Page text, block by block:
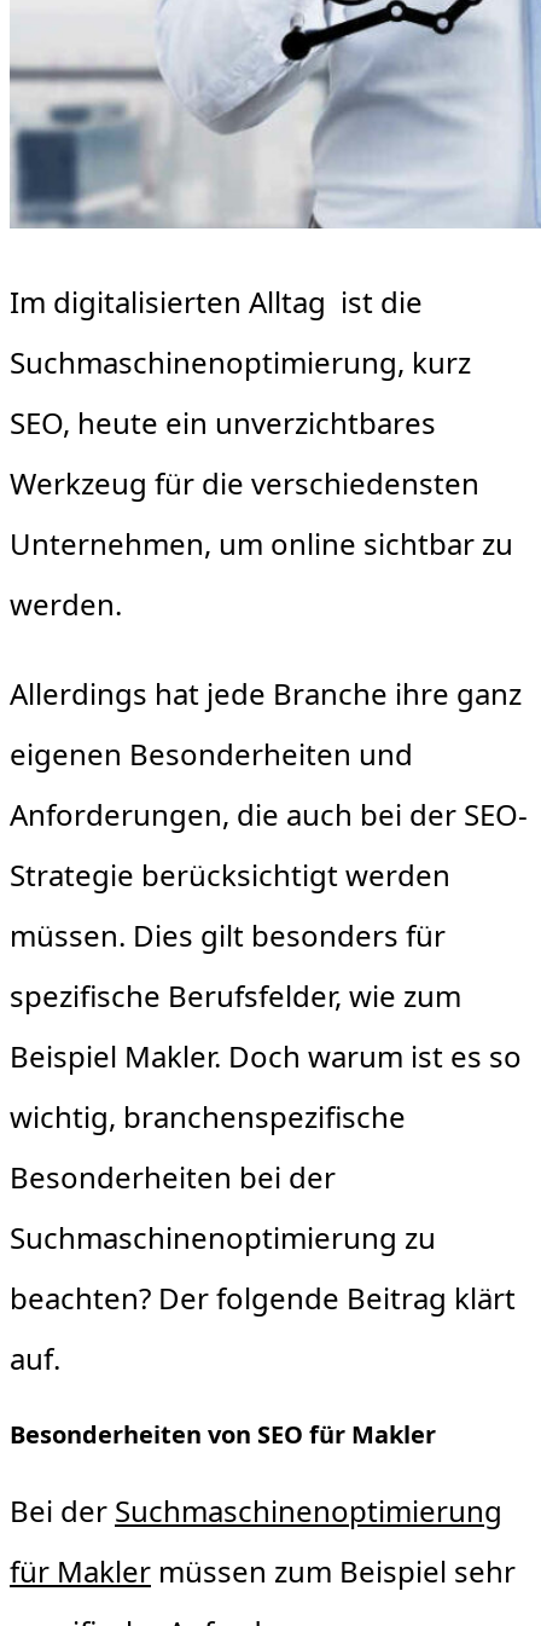
Im digitalisierten Alltag ist die
Suchmaschinenoptimierung, kurz
SEO, heute ein unverzichtbares
Werkzeug für die verschiedensten
Unternehmen, um online sichtbar zu
werden.
Allerdings hat jede Branche ihre ganz
eigenen Besonderheiten und
Anforderungen, die auch bei der SEO-
Strategie berücksichtigt werden
müssen. Dies gilt besonders für
spezifische Berufsfelder, wie zum
Beispiel Makler. Doch warum ist es so
wichtig, branchenspezifische
Besonderheiten bei der
Suchmaschinenoptimierung zu
beachten? Der folgende Beitrag klärt
auf.
Besonderheiten von SEO für Makler
Bei der Suchmaschinenoptimierung
für Makler müssen zum Beispiel sehr